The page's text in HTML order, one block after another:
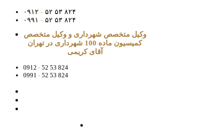
۰۹۱۲ - ۵۲ ۵۳ ۸۲۴
۰۹۹۱ - ۵۲ ۵۳ ۸۲۴
وکیل متخصص شهرداری و وکیل متخصص
کمیسیون ماده 100 شهرداری در تهران
آقای کریمی
0912 - 52 53 824
0991 - 52 53 824